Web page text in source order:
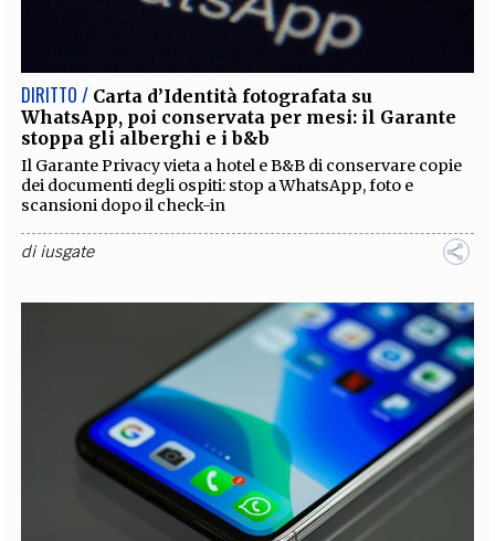
EXTRA
PUBBLICITÀ
SOCIAL MEDIA
DIRITTO / Carta d’Identità fotografata su
WhatsApp, poi conservata per mesi: il Garante
stoppa gli alberghi e i b&b
Il Garante Privacy vieta a hotel e B&B di conservare copie
dei documenti degli ospiti: stop a WhatsApp, foto e
scansioni dopo il check-in
diiusgate